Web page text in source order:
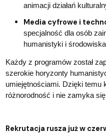
animacji działań
Media cyfrowe i
specjalność dla osób
humanistyki i
Każdy z programów został
szerokie horyzonty
umiejętnościami. Dzięki temu
różnorodność i nie zamyka
Rekrutacja rusza już w